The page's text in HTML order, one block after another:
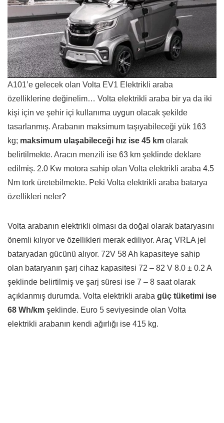
A101’e gelecek olan Volta EV1 Elektrikli araba
özelliklerine değinelim… Volta elektrikli araba bir ya da iki
kişi için ve şehir içi kullanıma uygun olacak şekilde
tasarlanmış. Arabanın maksimum taşıyabileceği yük 163
kg; maksimum ulaşabileceği hız ise 45 km olarak
belirtilmekte. Aracın menzili ise 63 km şeklinde deklare
edilmiş. 2.0 Kw motora sahip olan Volta elektrikli araba 4.5
Nm tork üretebilmekte. Peki Volta elektrikli araba batarya
özellikleri neler?
Volta arabanın elektrikli olması da doğal olarak bataryasını
önemli kılıyor ve özellikleri merak ediliyor. Araç VRLA jel
bataryadan gücünü alıyor. 72V 58 Ah kapasiteye sahip
olan bataryanın şarj cihaz kapasitesi 72 – 82 V 8.0 ± 0.2 A
şeklinde belirtilmiş ve şarj süresi ise 7 – 8 saat olarak
açıklanmış durumda. Volta elektrikli araba güç tüketimi ise
68 Wh/km şeklinde. Euro 5 seviyesinde olan Volta
elektrikli arabanın kendi ağırlığı ise 415 kg.